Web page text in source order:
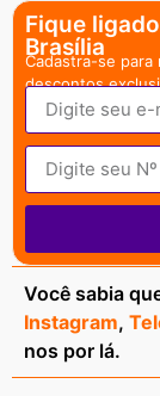
Fique
Brasília
Cadastra-se para
descontos
Você sabia
Instagram,
nos por lá.